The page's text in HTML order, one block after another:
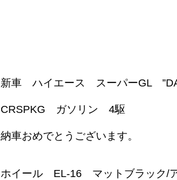
新車 ハイエース スーパーGL
CRSPKG ガソリン 4駆
納車おめでとうございます。
ホイール EL-16 マットブラック/